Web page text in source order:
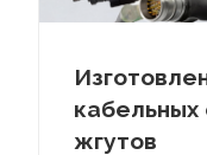
кабельных
жгутов